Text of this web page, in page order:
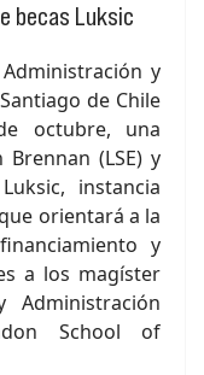
becas Luksic
y
de Chile
octubre, una
(LSE) y
instancia
orientará a la
y
a los magíster
Administración
School of